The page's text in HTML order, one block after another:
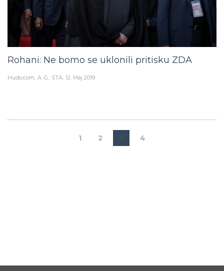
Rohani: Ne bomo se uklonili pritisku ZDA
Hudo.com A. G., STA 12. Maj 2019
1 2 3 4